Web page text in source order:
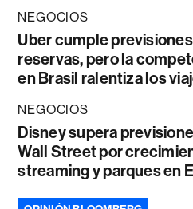
NEGOCIOS
Uber cumple
reservas, pero la
en Brasil ralentiza los
NEGOCIOS
Disney supera
Wall Street por
streaming y parques en